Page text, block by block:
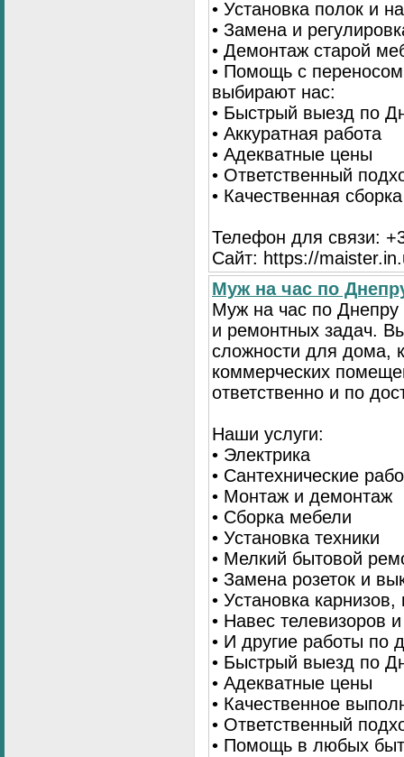
• Установка полок и
• Замена и
• Демонтаж старой
• Помощь с
выбирают нас:
• Быстрый выезд по
• Аккуратная работа
• Адекватные цены
• Ответственный
• Качественная
Телефон для связи:
Сайт: https://
Муж на час по
Муж на час по
и ремонтных задач.
сложности для дома,
коммерческих
ответственно и по
Наши услуги:
• Электрика
• Сантехнические
• Монтаж и демонтаж
• Сборка мебели
• Установка техники
• Мелкий бытовой
• Замена розеток и
• Установка
• Навес телевизоров
• И другие работы по
• Быстрый выезд по
• Адекватные цены
• Качественное
• Ответственный
• Помощь в любых